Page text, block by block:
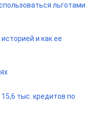
льготами
и как ее
тыс. кредитов по